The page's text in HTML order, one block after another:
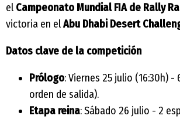
el Campeonato Mundial FIA de Rally
victoria en elAbu Dhabi Desert
Datos clave de la competición
Prólogo: Viernes 25 julio (16:30h) -
orden de salida).
Etapa reina: Sábado 26 julio - 2